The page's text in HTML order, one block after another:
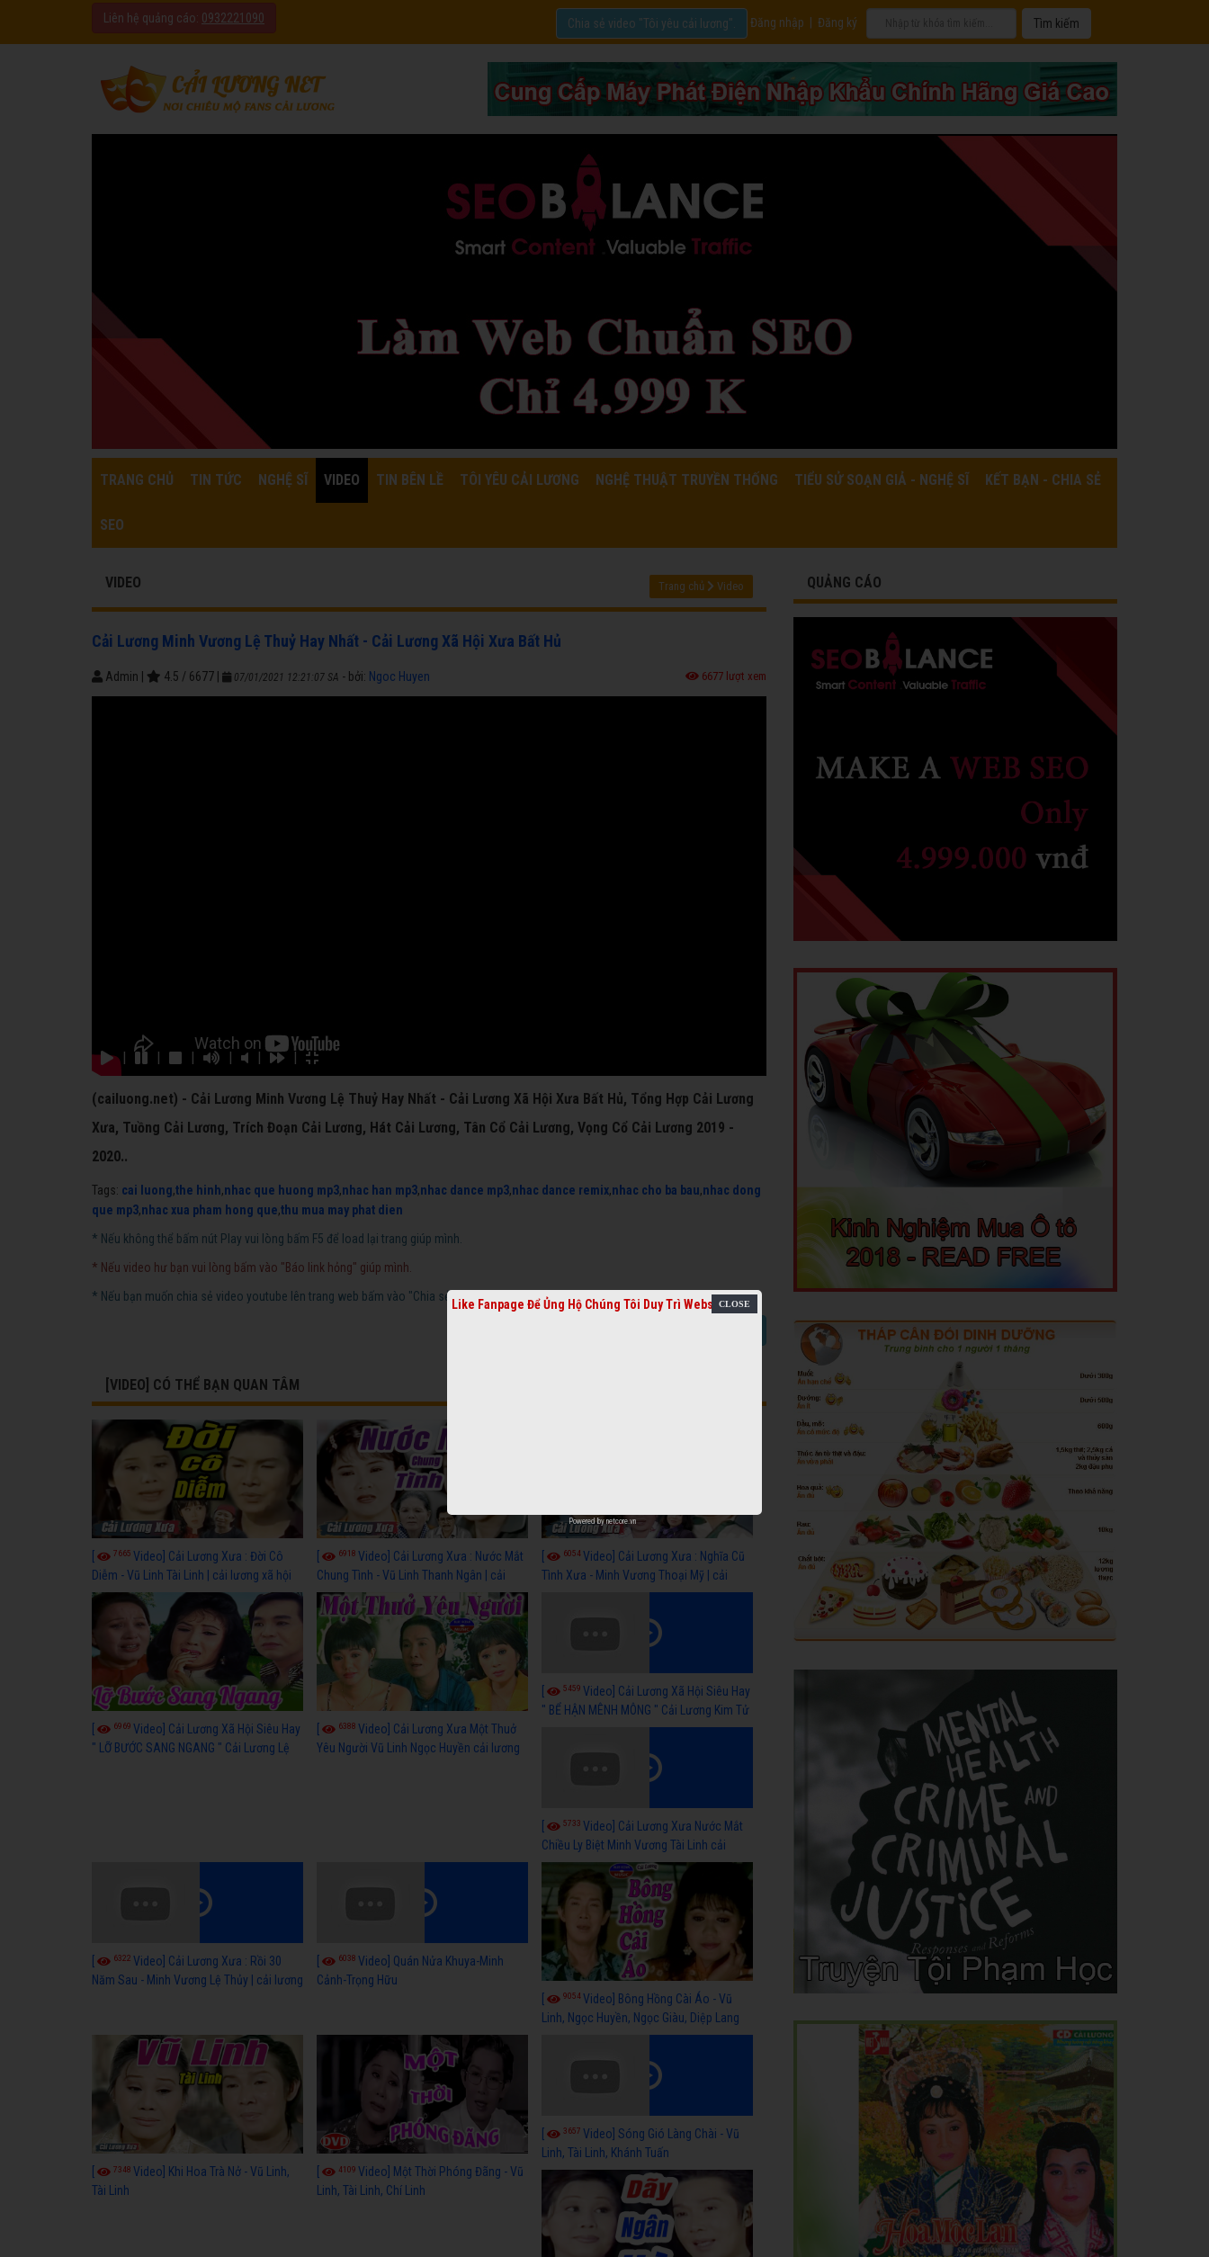
Liên hệ quảng cáo: 0932221090 Đăng nhập Đăng ký
Chia sẻ video "Tôi yêu cải lương".
TRANG CHỦ TIN TỨC NGHỆ SĨ VIDEO TIN BÊN LỀ TÔI YÊU CẢI LƯƠNG NGHỆ THUẬT TRUYỀN THỐNG TIỂU SỬ SOẠN GIẢ - NGHỆ SĨ KẾT BẠN - CHIA SẺ
SEO
VIDEO Trang chủ Video
Cải Lương Minh Vương Lệ Thuỷ Hay Nhất - Cải Lương Xã Hội Xưa Bất Hủ
Admin 4.5 / 6677 07/01/2021 12:21:07 SA - bởi: Ngoc Huyen 6677 lượt xem
| | | | | |
(cailuong.net) - Cải Lương Minh Vương Lệ Thuỷ Hay Nhất - Cải Lương Xã Hội Xưa Bất Hủ, Tổng Hợp Cải Lương
Xưa, Tuồng Cải Lương, Trích Đoạn Cải Lương, Hát Cải Lương, Tân Cổ Cải Lương, Vọng Cổ Cải Lương 2019 -
2020..
Tags: cai luong,the hinh,nhac que huong mp3,nhac han mp3,nhac dance mp3,nhac dance remix,nhac cho ba bau,nhac dong
que mp3,nhac xua pham hong que,thu mua may phat dien
* Nếu không thể bấm nút Play vui lòng bấm F5 để load lại trang giúp mình.
* Nếu video hư bạn vui lòng bấm vào "Báo link hỏng" giúp mình.
* Nếu bạn muốn chia sẻ video youtube lên trang web bấm vào "Chia sẻ video cải lương".
[VIDEO] CÓ THỂ BẠN QUAN TÂM
7665 Video] Cải Lương Xưa : Đời Cô
Diễm - Vũ Linh Tài Linh | cải lương xã hội
hay nhất
6918 Video] Cải Lương Xưa : Nước Mắt
Chung Tình - Vũ Linh Thanh Ngân | cải
lương xã hội hay nhất
6054Video] Cải Lương Xưa : Nghĩa Cũ
Tình Xưa - Minh Vương Thoại Mỹ | cải
6969 Video] Cải Lương Xã Hội Siêu Hay
" LỠ BƯỚC SANG NGANG " Cải Lương Lệ
6388 Video] Cải Lương Xưa Một Thuở
Yêu Người Vũ Linh Ngọc Huyền cải lương
5459 Video] Cải Lương Xã Hội Siêu Hay
" BỂ HẬN MÊNH MÔNG " Cải Lương Kim Tử
Long, Thanh Ngân Hay Nhất
5733 Video] Cải Lương Xưa Nước Mắt
Chiều Ly Biệt Minh Vương Tài Linh cải
lương xã hội hay nhất
6322 Video] Cải Lương Xưa : Rồi 30
Năm Sau - Minh Vương Lệ Thủy | cải lương
6038 Video] Quán Nửa Khuya-Minh
Cảnh-Trọng Hữu
9054Video] Bông Hồng Cài Áo - Vũ
Linh, Ngọc Huyền, Ngọc Giàu, Diệp Lang
7348 Video] Khi Hoa Trà Nở - Vũ Linh,
Tài Linh
4109 Video] Một Thời Phóng Đãng - Vũ
Linh, Tài Linh, Chí Linh
3657 Video] Sóng Gió Làng Chài - Vũ
Linh, Tài Linh, Khánh Tuấn
QUẢNG CÁO
Like Fanpage Để Ủng Hộ Chúng Tôi Duy Trì Website
Powered by netcore.vn